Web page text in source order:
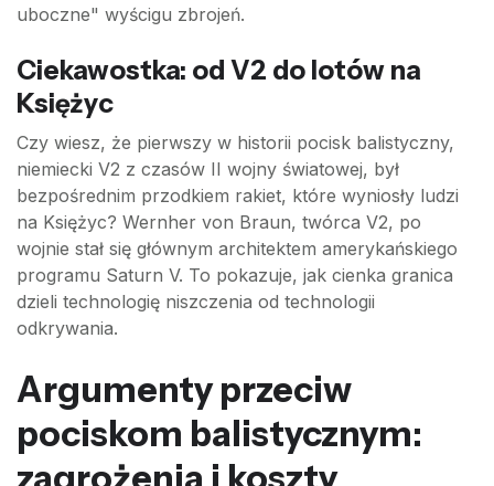
uboczne" wyścigu zbrojeń.
Ciekawostka: od V2 do lotów na
Księżyc
Czy wiesz, że pierwszy w historii pocisk balistyczny,
niemiecki V2 z czasów II wojny światowej, był
bezpośrednim przodkiem rakiet, które wyniosły ludzi
na Księżyc? Wernher von Braun, twórca V2, po
wojnie stał się głównym architektem amerykańskiego
programu Saturn V. To pokazuje, jak cienka granica
dzieli technologię niszczenia od technologii
odkrywania.
Argumenty przeciw
pociskom balistycznym:
zagrożenia i koszty